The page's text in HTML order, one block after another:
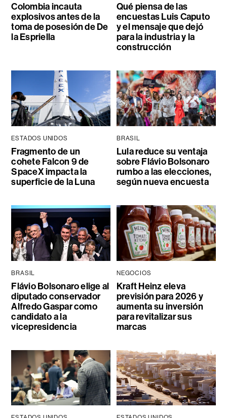
Colombia incauta
explosivos antes de la
toma de posesión de De
la Espriella
Qué piensa de las
encuestas Luis Caputo
y el mensaje que dejó
para la industria y la
construcción
ESTADOS UNIDOS
Fragmento de un
cohete Falcon 9 de
SpaceX impacta la
superficie de la Luna
BRASIL
Lula reduce su ventaja
sobre Flávio Bolsonaro
rumbo a las elecciones,
según nueva encuesta
BRASIL
Flávio Bolsonaro elige al
diputado conservador
Alfredo Gaspar como
candidato a la
vicepresidencia
NEGOCIOS
Kraft Heinz eleva
previsión para 2026 y
aumenta su inversión
para revitalizar sus
marcas